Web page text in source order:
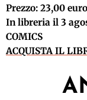
Prezzo: 23,00 euro
In libreria il 3
COMICS
ACQUISTA IL